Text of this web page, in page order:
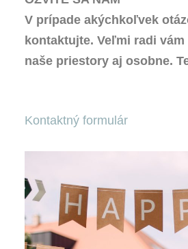
V prípade akýchkoľvek
kontaktujte. Veľmi radi
naše priestory aj osobne.
Kontaktný formulár